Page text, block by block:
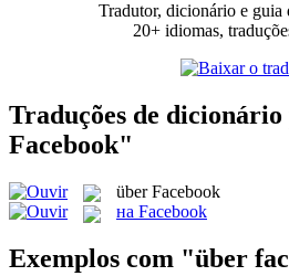
Tradutor, dicionário e guia
20+ idiomas,
Traduções de
Facebook"
über Facebook
на Facebook
Exemplos com "über